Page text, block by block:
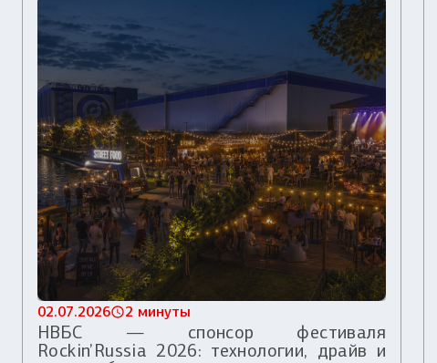
02.07.2026 2 минуты
НВБС — спонсор фестиваля
Rockin’Russia 2026: технологии, драйв и